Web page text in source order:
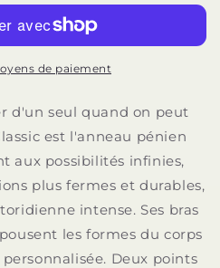
de paiement
d'un seul quand on peut
est l'anneau pénien
aux possibilités infinies,
plus fermes et durables,
intense. Ses bras
les formes du corps
Deux points